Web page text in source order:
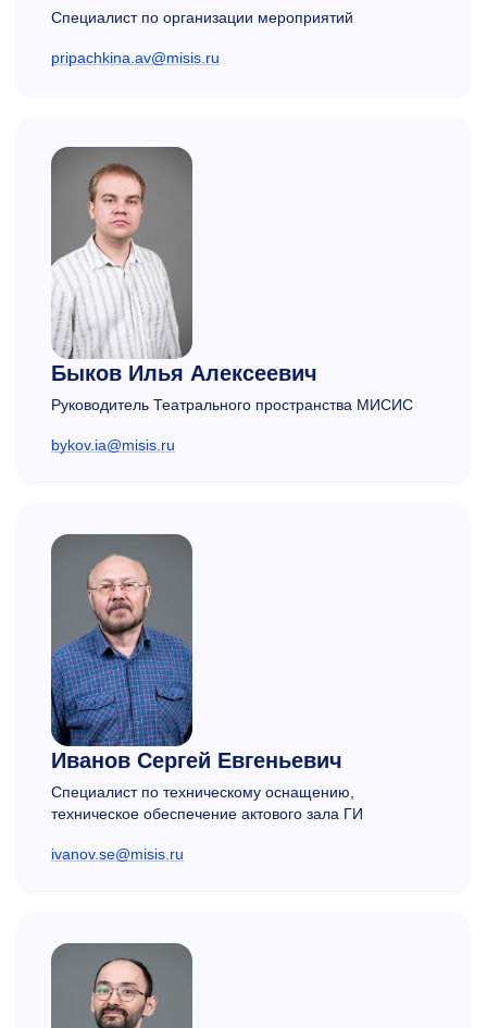
Специалист по организации мероприятий
pripachkina.av@misis.ru
Быков Илья Алексеевич
Руководитель Театрального пространства МИСИС
bykov.ia@misis.ru
Иванов Сергей Евгеньевич
Специалист по техническому оснащению,
техническое обеспечение актового зала ГИ
ivanov.se@misis.ru